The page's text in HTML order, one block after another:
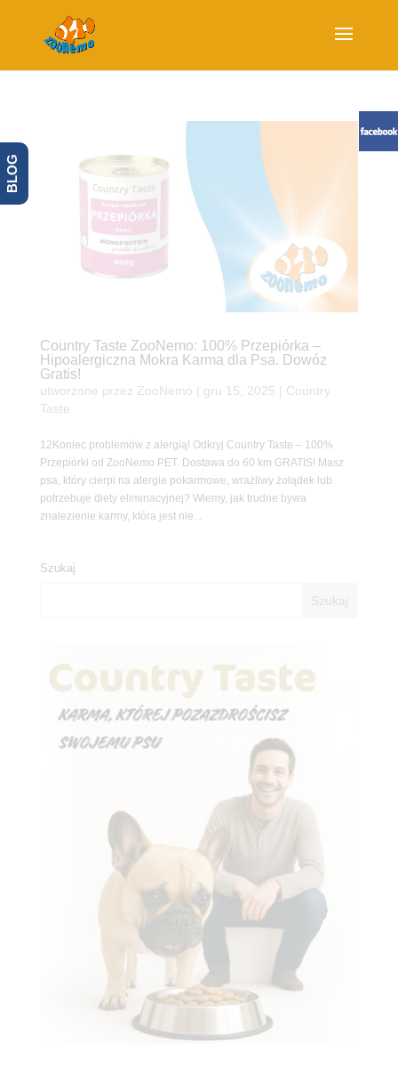
Country Taste ZooNemo: 100% Przepiórka –
Hipoalergiczna Mokra Karma dla Psa. Dowóz
Gratis!
utworzone przez ZooNemo gru 15, 2025
Country
Taste
12Koniec problemów z alergią! Odkryj Country Taste – 100%
Przepiórki od ZooNemo PET. Dostawa do 60 km GRATIS! Masz
psa, który cierpi na alergie pokarmowe, wrażliwy żołądek lub
potrzebuje diety eliminacyjnej? Wiemy, jak trudne bywa
znalezienie karmy, która jest nie...
Szukaj
BLOG